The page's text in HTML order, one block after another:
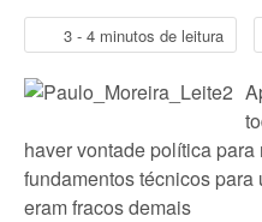
3 - 4 minutos de leitura
haver vontade política
fundamentos técnicos
eram fracos demais